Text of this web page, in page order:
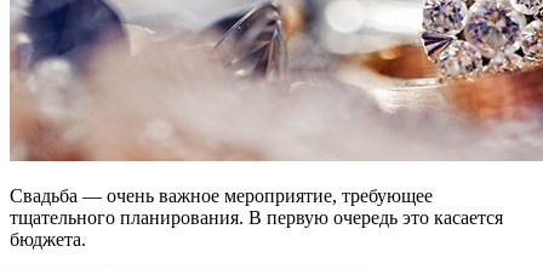
Свадьба — очень важное мероприятие, требующее
тщательного планирования. В первую очередь это касается
бюджета.